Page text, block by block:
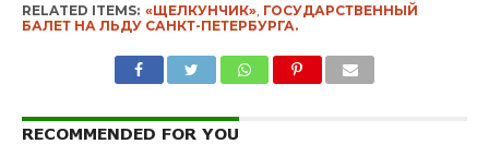
RELATED ITEMS: «ЩЕЛКУНЧИК», ГОСУДАРСТВЕННЫЙ
БАЛЕТ НА ЛЬДУ САНКТ-ПЕТЕРБУРГА.
RECOMMENDED FOR YOU